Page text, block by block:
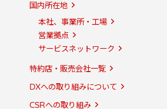
国内所在地
本社、事業所・工場
営業拠点
サービスネットワーク
特約店・販売会社一覧
DXへの取り組みについて
CSRへの取り組み